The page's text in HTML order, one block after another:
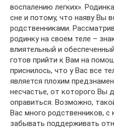
воспалению легких».
сне и потому, что наяву Вы
родственниками.
родинку на своем теле –
влиятельный и
готов прийти к Вам на
приснилось, что у Вас все
является плохим
несчастье, от которого Вы
оправиться. Возможно,
Вас много родственников,
забывать поддерживать